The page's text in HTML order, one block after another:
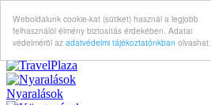
Weboldalunk cookie-kat (sütiket) használ a legjobb
felhasználói élmény biztosítás érdekében. Adatai
védelméröl az adatvédelmi tájékoztatónkban olvashat.
Nyaralások